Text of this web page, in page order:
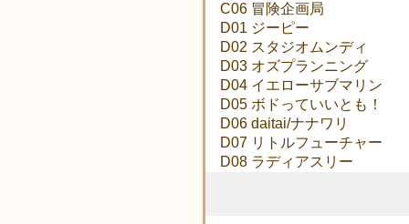
C06 冒険企画局
D01 ジーピー
D02 スタジオムンディ
D03 オズプランニング
D04 イエローサブマリン
D05 ボドっていいとも！
D06 daitai/ナナワリ
D07 リトルフューチャー
D08 ラディアスリー